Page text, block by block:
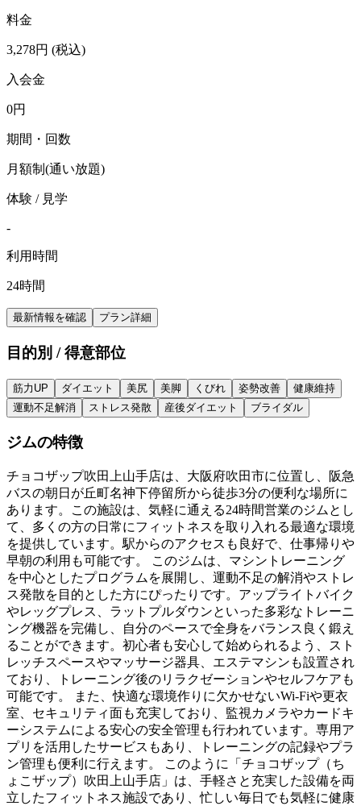
料金
3,278円 (税込)
入会金
0円
期間・回数
月額制(通い放題)
体験 / 見学
-
利用時間
24時間
最新情報を確認 プラン詳細
目的別 / 得意部位
筋力UP ダイエット 美尻 美脚 くびれ 姿勢改善
健康維持
運動不足解消
ストレス発散 産後ダイエット ブライダル
ジムの特徴
チョコザップ吹田上山手店は、大阪府吹田市に位置し、阪急
バスの朝日が丘町名神下停留所から徒歩3分の便利な場所に
あります。この施設は、気軽に通える24時間営業のジムとし
て、多くの方の日常にフィットネスを取り入れる最適な環境
を提供しています。駅からのアクセスも良好で、仕事帰りや
早朝の利用も可能です。 このジムは、マシントレーニング
を中心としたプログラムを展開し、運動不足の解消やストレ
ス発散を目的とした方にぴったりです。アップライトバイク
やレッグプレス、ラットプルダウンといった多彩なトレーニ
ング機器を完備し、自分のペースで全身をバランス良く鍛え
ることができます。初心者も安心して始められるよう、スト
レッチスペースやマッサージ器具、エステマシンも設置され
ており、トレーニング後のリラクゼーションやセルフケアも
可能です。 また、快適な環境作りに欠かせないWi-Fiや更衣
室、セキュリティ面も充実しており、監視カメラやカードキ
ーシステムによる安心の安全管理も行われています。専用ア
プリを活用したサービスもあり、トレーニングの記録やプラ
ン管理も便利に行えます。 このように「チョコザップ（ち
ょこザップ）吹田上山手店」は、手軽さと充実した設備を両
立したフィットネス施設であり、忙しい毎日でも気軽に健康